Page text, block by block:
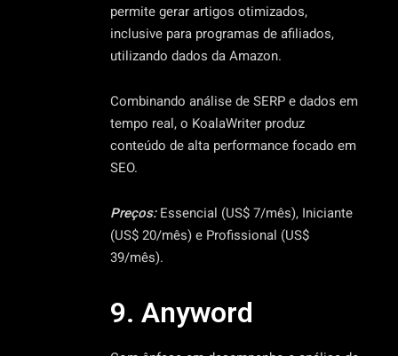
permite gerar artigos otimizados,
inclusive para programas de afiliados,
utilizando dados da Amazon.
Combinando análise de SERP e dados em
tempo real, o KoalaWriter produz
conteúdo de alta performance focado em
SEO.
Preços:Essencial (US$ 7/mês), Iniciante
(US$ 20/mês) e Profissional (US$
39/mês).
9. Anyword